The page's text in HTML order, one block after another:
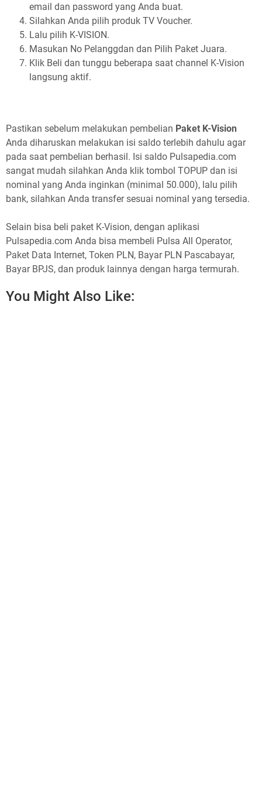
email dan password yang Anda buat.
Silahkan Anda pilih produk TV Voucher.
Lalu pilih K-VISION.
Masukan No Pelanggdan dan Pilih Paket Juara.
Klik Beli dan tunggu beberapa saat channel K-Vision
langsung aktif.
Pastikan sebelum melakukan pembelian Paket K-Vision
Anda diharuskan melakukan isi saldo terlebih dahulu agar
pada saat pembelian berhasil. Isi saldo Pulsapedia.com
sangat mudah silahkan Anda klik tombol TOPUP dan isi
nominal yang Anda inginkan (minimal 50.000), lalu pilih
bank, silahkan Anda transfer sesuai nominal yang tersedia.
Selain bisa beli paket K-Vision, dengan aplikasi
Pulsapedia.com Anda bisa membeli Pulsa All Operator,
Paket Data Internet, Token PLN, Bayar PLN Pascabayar,
Bayar BPJS, dan produk lainnya dengan harga termurah.
You Might Also Like: